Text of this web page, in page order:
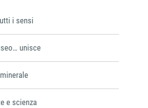
i sensi
unisce
e scienza